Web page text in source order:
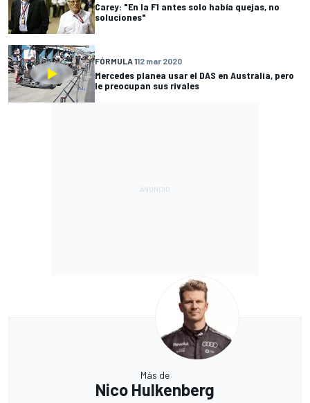
Carey: "En la F1 antes solo había quejas, no
soluciones"
FÓRMULA 112 mar 2020
Mercedes planea usar el DAS en Australia, pero
le preocupan sus rivales
Más de
Nico Hulkenberg